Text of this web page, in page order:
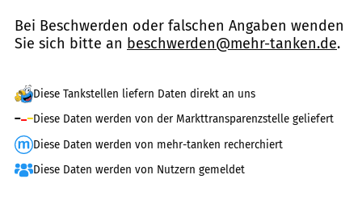
Bei Beschwerden oder falschen Angaben wenden
Sie sich bitte an beschwerden@mehr-tanken.de.
Diese Tankstellen liefern Daten direkt an uns
Diese Daten werden von der Markttransparenzstelle geliefert
Diese Daten werden von mehr-tanken recherchiert
Diese Daten werden von Nutzern gemeldet